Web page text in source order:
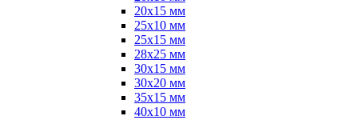
20х15 мм
25х10 мм
25х15 мм
28х25 мм
30х15 мм
30х20 мм
35х15 мм
40х10 мм